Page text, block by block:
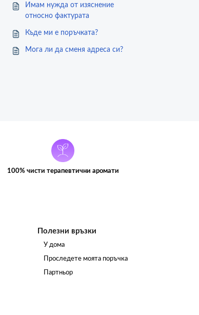
Имам нужда от изяснение
относно фактурата
Къде ми е поръчката?
Мога ли да сменя адреса си?
100% чисти терапевтични аромати
Полезни връзки
У дома
Проследете моята поръчка
Партньор